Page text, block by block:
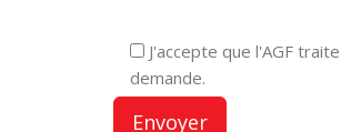
J'accepte que l'AGF
demande.